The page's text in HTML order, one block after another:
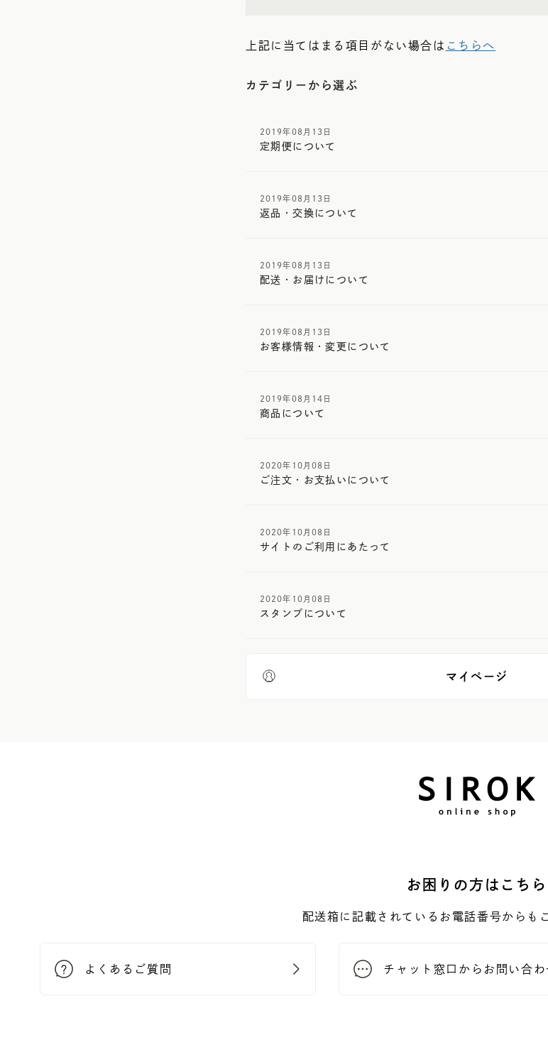
上記に当てはまる項目がない場合は こちらへ
カテゴリーから選ぶ
2019年08月13日
定期便について
2019年08月13日
返品・交換について
2019年08月13日
配送・お届けについて
2019年08月13日
お客様情報・変更について
2019年08月14日
商品について
2020年10月08日
ご注文・お支払いについて
2020年10月08日
サイトのご利用にあたって
2020年10月08日
スタンプについて
マイページ
お困りの方はこちら
配送箱に記載されているお電話番号からも
よくあるご質問 チャット窓口からお問い合わ